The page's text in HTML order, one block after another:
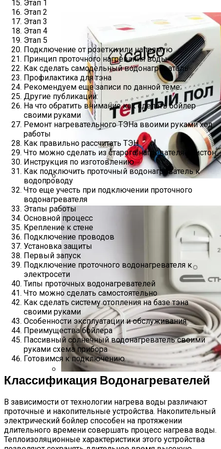
Плюсы И Минусы Теплых Полов Caleo
Подключение И Настройка Датчика
Этап 1
Этап 2
Этап 3
Этап 4
Этап 5
Подключение от розетки или напрямую
Принцип проточного нагревания воды
Как сделать самодельный водонагреватель
Профилактика для тэна
Рекомендуем еще записи по данной теме:
Другие публикации:
На что обратить внимание как сделать бойлер
своими руками
Ремонт нагревательного ТЭНа ввоими руками ход
работы
Как правильно рассчитать ТЭН
Что можно сделать из старого нагревателя Аристон
Инструкция по изготовлению
Как подключить проточный водонагреватель к
водопроводу
Что еще учесть при подключении проточного
водонагревателя
Этапы работы
Основной процесс
Крепление к стене
Подключение проводов
Установка защиты
Первый запуск
Подключение проточного водонагревателя к
электросети
Типы проточных водонагревателей
Что можно сделать самостоятельно
Как сделать систему отопления на базе тэна
своими руками
Особенности эксплуатации и обслуживания
Преимущества бойлера
Пассивный солнечный водонагреватель своими
руками схема прибора
Готовимся к подключению
Классификация Водонагревателей
В зависимости от технологии нагрева воды различают
проточные и накопительные устройства. Накопительный
электрический бойлер способен на протяжении
длительного времени совершать процесс нагрева воды.
Теплоизоляционные характеристики этого устройства